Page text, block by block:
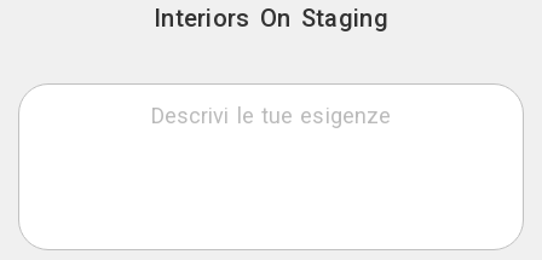
Interiors On Staging